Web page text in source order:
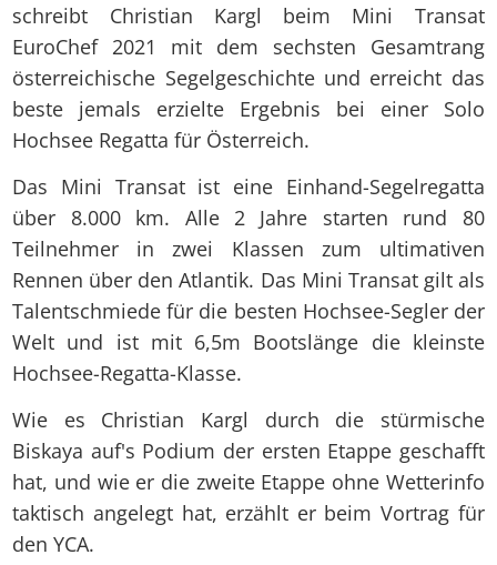
schreibt Christian Kargl beim Mini Transat
EuroChef 2021 mit dem sechsten Gesamtrang
österreichische Segelgeschichte und erreicht das
beste jemals erzielte Ergebnis bei einer Solo
Hochsee Regatta für Österreich.
Das Mini Transat ist eine Einhand-Segelregatta
über 8.000 km. Alle 2 Jahre starten rund 80
Teilnehmer in zwei Klassen zum ultimativen
Rennen über den Atlantik. Das Mini Transat gilt als
Talentschmiede für die besten Hochsee-Segler der
Welt und ist mit 6,5m Bootslänge die kleinste
Hochsee-Regatta-Klasse.
Wie es Christian Kargl durch die stürmische
Biskaya auf's Podium der ersten Etappe geschafft
hat, und wie er die zweite Etappe ohne Wetterinfo
taktisch angelegt hat, erzählt er beim Vortrag für
den YCA.